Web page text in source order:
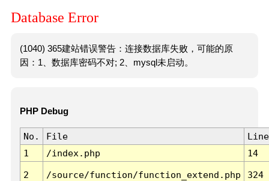
Database Error
(1040) 365建站错误警告：连接数据库失败，可能的原
因：1、数据库密码不对; 2、mysql未启动。
PHP Debug
No. File
Line
1
/index.php 14
2 /source/function/function_extend.php 324